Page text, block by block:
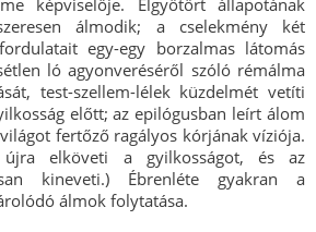
képviselője. Elgyötört állapotának
álmodik; a cselekmény két
egy-egy borzalmas látomás
ló agyonveréséről szóló rémálma
test-szellem-lélek küzdelmét vetíti
előtt; az epilógusban leírt álom
fertőző ragályos kórjának víziója.
újra elköveti a gyilkosságot, és az
kineveti.) Ébrenléte gyakran a
álmok folytatása.